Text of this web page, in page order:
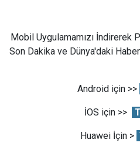
Mobil Uygulamamızı İndirerek
Son Dakika ve Dünya'daki
Android için >>
İOS için >>
Huawei İçin >